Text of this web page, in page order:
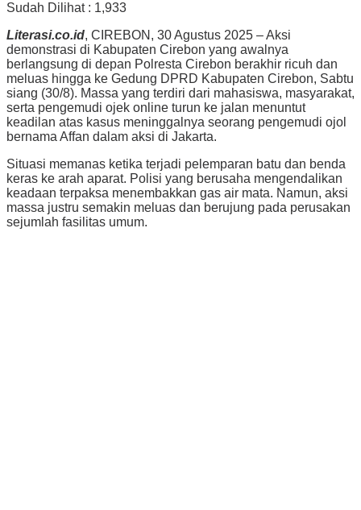
Sudah Dilihat : 1,933
Literasi.co.id, CIREBON, 30 Agustus 2025 – Aksi
demonstrasi di Kabupaten Cirebon yang awalnya
berlangsung di depan Polresta Cirebon berakhir ricuh dan
meluas hingga ke Gedung DPRD Kabupaten Cirebon, Sabtu
siang (30/8). Massa yang terdiri dari mahasiswa, masyarakat,
serta pengemudi ojek online turun ke jalan menuntut
keadilan atas kasus meninggalnya seorang pengemudi ojol
bernama Affan dalam aksi di Jakarta.
Situasi memanas ketika terjadi pelemparan batu dan benda
keras ke arah aparat. Polisi yang berusaha mengendalikan
keadaan terpaksa menembakkan gas air mata. Namun, aksi
massa justru semakin meluas dan berujung pada perusakan
sejumlah fasilitas umum.